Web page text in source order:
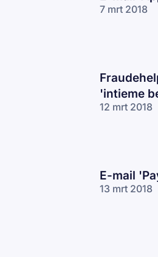
7 mrt 2018
'intieme
12 mrt 2018
E-mail
13 mrt 2018